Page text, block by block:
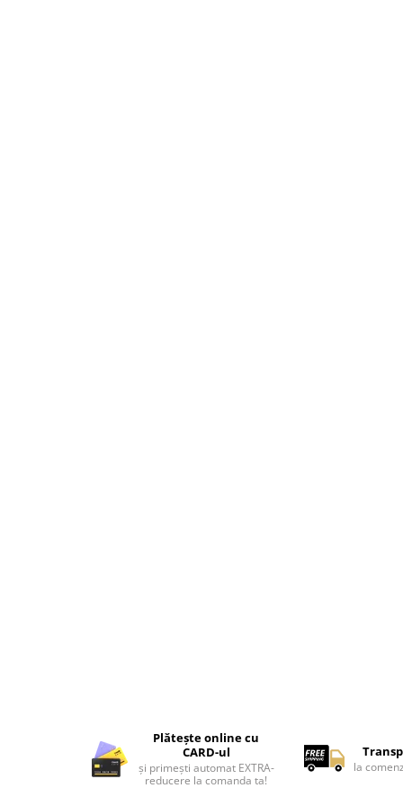
Cadouri pentru sportivi
Cadouri Pensionare
Cadouri Colegi, sefi sau angajati
Plătește online cu
CARD-ul
și primești automat EXTRA-
reducere la comanda ta!
la